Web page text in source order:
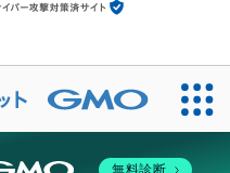
無料診断